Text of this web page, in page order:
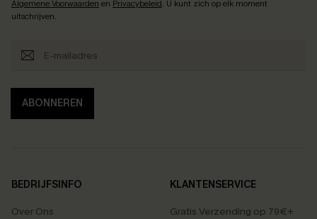
Algemene Voorwaarden en Privacybeleid. U kunt zich op elk moment
uitschrijven.
ABONNEREN
BEDRIJFSINFO
Over Ons
KLANTENSERVICE
Gratis Verzending op 79€+